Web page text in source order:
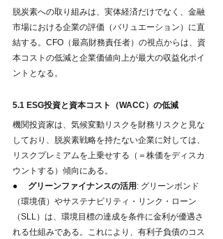
脱炭素への取り組みは、実体経済だけでなく、金融
市場における企業の評価（バリュエーション）に直
結する。CFO（最高財務責任者）の視点からは、資
本コストの低減と企業価値向上が最大の収益化ポイ
ントとなる。
5.1 ESG投資と資本コスト（WACC）の低減
機関投資家は、気候変動リスクを財務リスクと見な
しており、脱炭素戦略を持たない企業に対しては、
リスクプレミアムを上乗せする（＝株価をディスカ
ウントする）傾向にある。
● グリーンファイナンスの活用: グリーンボンド
（環境債）やサステナビリティ・リンク・ローン
（SLL）は、環境目標の達成を条件に金利が優遇さ
れる仕組みである。これにより、有利子負債のコス